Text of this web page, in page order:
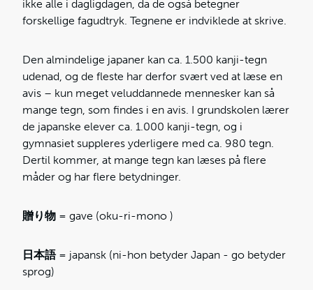
ikke alle i dagligdagen, da de også betegner
forskellige fagudtryk. Tegnene er indviklede at skrive.
Den almindelige japaner kan ca. 1.500 kanji-tegn
udenad, og de fleste har derfor svært ved at læse en
avis – kun meget veluddannede mennesker kan så
mange tegn, som findes i en avis. I grundskolen lærer
de japanske elever ca. 1.000 kanji-tegn, og i
gymnasiet suppleres yderligere med ca. 980 tegn.
Dertil kommer, at mange tegn kan læses på flere
måder og har flere betydninger.
贈り物 = gave (oku-ri-mono )
日本語= japansk (ni-hon betyder Japan - go betyder
sprog)